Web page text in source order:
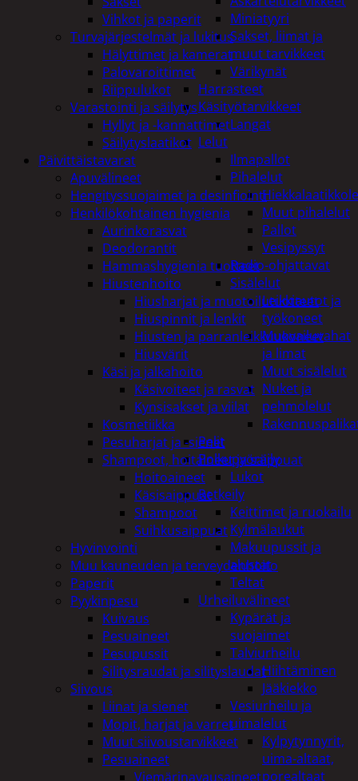
Miniatyyri
Sakset, liimat ja
muut tarvikkeet
Värikynät
Harrasteet
Käsityötarvikkeet
Langat
Lelut
Ilmapallot
Pihalelut
Muut pihalelut
Pallot
Vesipyssyt
Radio-ohjattavat
Sisälelut
Leikkiautot ja
työkoneet
Muovailuvahat
ja limat
Muut sisälelut
Nuket ja
pehmolelut
Pelit
Polkupyöräily
Lukot
Retkeily
Keittimet ja ruokailu
Kylmälaukut
Makuupussit ja
alustat
Teltat
Urheiluvälineet
Kypärät ja
suojaimet
Talviurheilu
Hiihtäminen
Jääkiekko
Vesiurheilu ja
uimalelut
Kylpytynnyrit,
uima-altaat,
porealtaat
Vihkot ja paperit
Turvajärjestelmät ja lukitus
Hälyttimet ja kamerat
Palovaroittimet
Riippulukot
Varastointi ja säilytys
Hyllyt ja -kannattimet
Säilytyslaatikot
Päivittäistavarat
Apuvälineet
Hengityssuojaimet ja desinfiointi
Henkilökohtainen hygienia
Aurinkorasvat
Deodorantit
Hammashygienia tuotteet
Hiustenhoito
Hiusharjat ja muotoilutuotteet
Hiuspinnit ja lenkit
Hiusten ja parranleikkuukoneet
Hiusvärit
Käsi ja jalkahoito
Käsivoiteet ja rasvat
Kynsisakset ja viilat
Kosmetiikka
Pesuharjat ja -sienet
Shampoot, hoitaineet ja saippuat
Hoitoaineet
Käsisaippuat
Shampoot
Suihkusaippuat
Hyvinvointi
Muu kauneuden ja terveydenhoito
Paperit
Pyykinpesu
Kuivaus
Pesuaineet
Pesupussit
Silitysraudat ja silityslaudat
Siivous
Liinat ja sienet
Mopit, harjat ja varret
Muut siivoustarvikkeet
Pesuaineet
Viemärinavausaineet